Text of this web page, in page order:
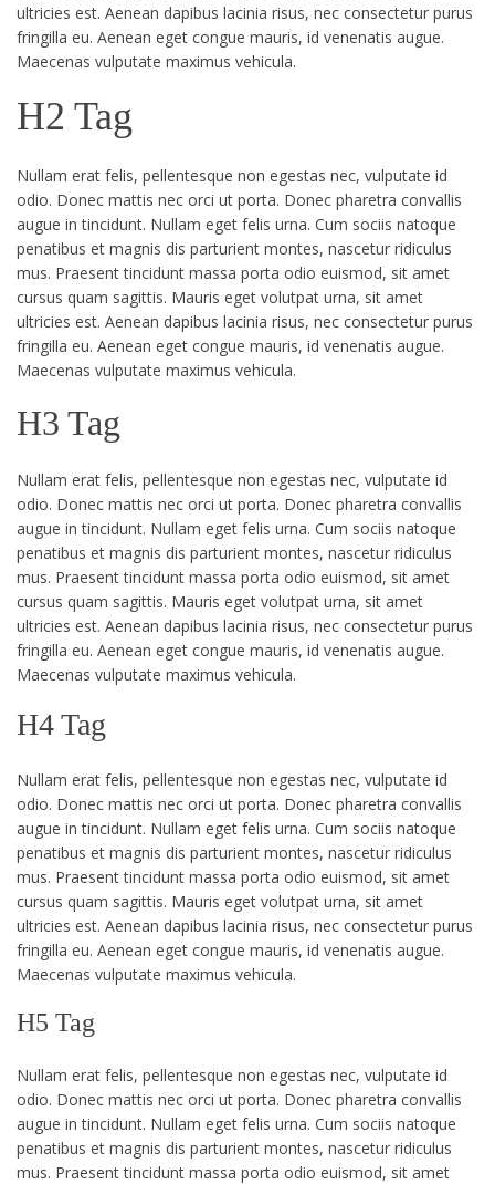
ultricies est. Aenean dapibus lacinia risus, nec consectetur purus
fringilla eu. Aenean eget congue mauris, id venenatis augue.
Maecenas vulputate maximus vehicula.
H2 Tag
Nullam erat felis, pellentesque non egestas nec, vulputate id
odio. Donec mattis nec orci ut porta. Donec pharetra convallis
augue in tincidunt. Nullam eget felis urna. Cum sociis natoque
penatibus et magnis dis parturient montes, nascetur ridiculus
mus. Praesent tincidunt massa porta odio euismod, sit amet
cursus quam sagittis. Mauris eget volutpat urna, sit amet
ultricies est. Aenean dapibus lacinia risus, nec consectetur purus
fringilla eu. Aenean eget congue mauris, id venenatis augue.
Maecenas vulputate maximus vehicula.
H3 Tag
Nullam erat felis, pellentesque non egestas nec, vulputate id
odio. Donec mattis nec orci ut porta. Donec pharetra convallis
augue in tincidunt. Nullam eget felis urna. Cum sociis natoque
penatibus et magnis dis parturient montes, nascetur ridiculus
mus. Praesent tincidunt massa porta odio euismod, sit amet
cursus quam sagittis. Mauris eget volutpat urna, sit amet
ultricies est. Aenean dapibus lacinia risus, nec consectetur purus
fringilla eu. Aenean eget congue mauris, id venenatis augue.
Maecenas vulputate maximus vehicula.
H4 Tag
Nullam erat felis, pellentesque non egestas nec, vulputate id
odio. Donec mattis nec orci ut porta. Donec pharetra convallis
augue in tincidunt. Nullam eget felis urna. Cum sociis natoque
penatibus et magnis dis parturient montes, nascetur ridiculus
mus. Praesent tincidunt massa porta odio euismod, sit amet
cursus quam sagittis. Mauris eget volutpat urna, sit amet
ultricies est. Aenean dapibus lacinia risus, nec consectetur purus
fringilla eu. Aenean eget congue mauris, id venenatis augue.
Maecenas vulputate maximus vehicula.
H5 Tag
Nullam erat felis, pellentesque non egestas nec, vulputate id
odio. Donec mattis nec orci ut porta. Donec pharetra convallis
augue in tincidunt. Nullam eget felis urna. Cum sociis natoque
penatibus et magnis dis parturient montes, nascetur ridiculus
mus. Praesent tincidunt massa porta odio euismod, sit amet